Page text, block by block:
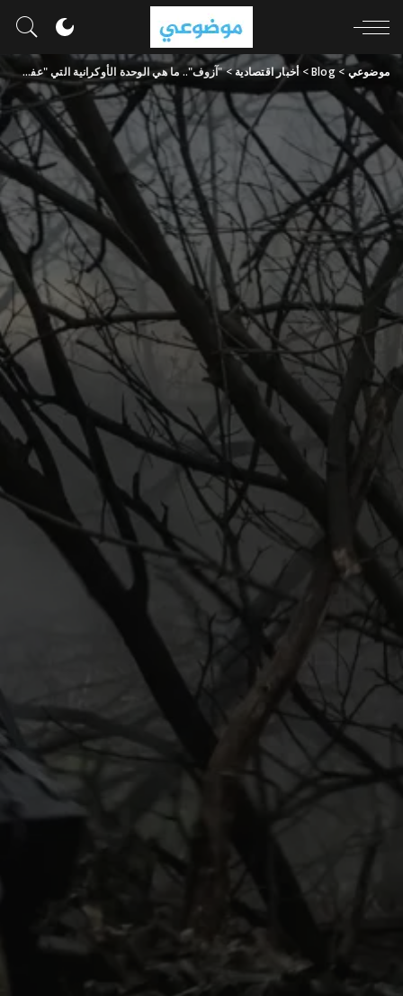
موضوعي>
Blog
> أخبار اقتصادية>"آزوف".. ما هي الوحدة الأوكرانية التي "عفت عنها واشنطن"؟